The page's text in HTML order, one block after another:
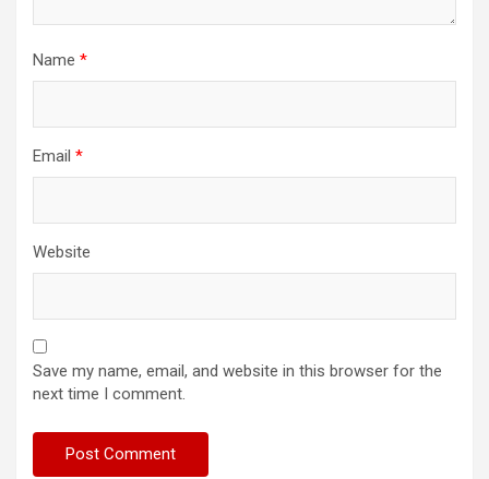
Name *
Email *
Website
Save my name, email, and website in this browser for the
next time I comment.